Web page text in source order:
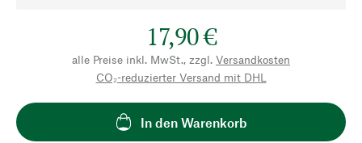
17,90 €
alle Preise inkl. MwSt., zzgl. Versandkosten
CO₂-reduzierter Versand mit DHL
In den Warenkorb